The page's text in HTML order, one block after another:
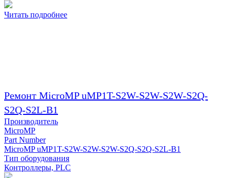
Читать подробнее
Ремонт MicroMP uMP1T-S2W-S2W-S2W-S2Q-
S2Q-S2L-B1
Производитель
MicroMP
Part Number
MicroMP uMP1T-S2W-S2W-S2W-S2Q-S2Q-S2L-B1
Тип оборудования
Контроллеры, PLC